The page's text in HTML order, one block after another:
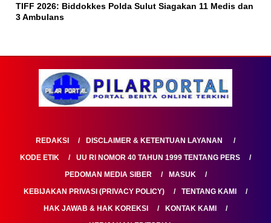
TIFF 2026: Biddokkes Polda Sulut Siagakan 11 Medis dan
3 Ambulans
REDAKSI
DISCLAIMER & KETENTUAN LAYANAN
KODE ETIK
UU RI NOMOR 40 TAHUN 1999 TENTANG PERS
PEDOMAN MEDIA SIBER
MASUK
KEBIJAKAN PRIVASI (PRIVACY POLICY)
TENTANG KAMI
HAK JAWAB & HAK KOREKSI
KONTAK KAMI